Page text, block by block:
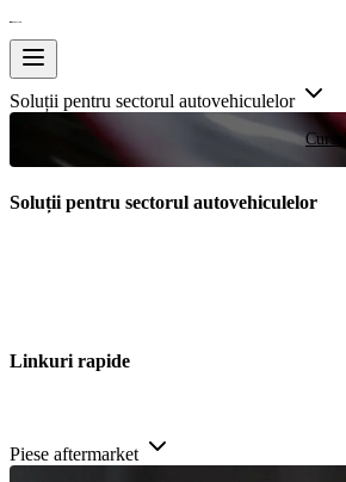
Soluții pentru sectorul autovehiculelor
Curse
Soluții pentru sectorul autovehiculelor
Linkuri rapide
Piese aftermarket